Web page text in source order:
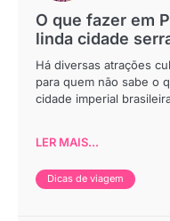
O que fazer em
linda cidade
Há diversas atrações
para quem não sabe o
cidade imperial
LER MAIS...
Dicas de viagem